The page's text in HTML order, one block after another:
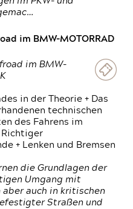
im BMW-MOTORRAD
im BMW-
in der Theorie + Das
technischen
des Fahrens im
Richtiger
+ Lenken und Bremsen
die Grundlagen der
Umgang mit
auch in kritischen
Straßen und